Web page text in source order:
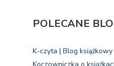
POLECANE
K-czyta | Blog książkowy
Koczowniczka o